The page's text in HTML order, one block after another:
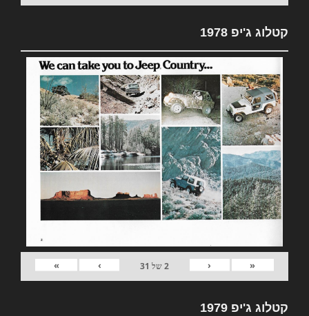
קטלוג ג'יפ 1978
«
‹
2של 31
›
»
קטלוג ג'יפ 1979